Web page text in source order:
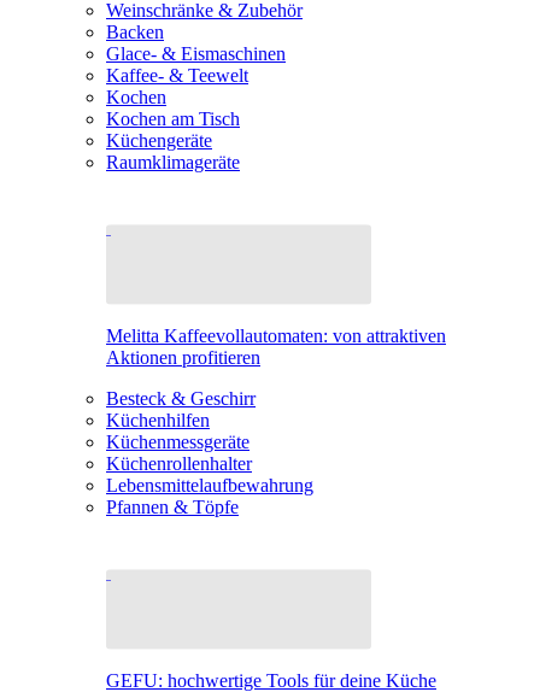
Weinschränke & Zubehör
Backen
Glace- & Eismaschinen
Kaffee- & Teewelt
Kochen
Kochen am Tisch
Küchengeräte
Raumklimageräte
Melitta Kaffeevollautomaten: von attraktiven
Aktionen profitieren
Besteck & Geschirr
Küchenhilfen
Küchenmessgeräte
Küchenrollenhalter
Lebensmittelaufbewahrung
Pfannen & Töpfe
GEFU: hochwertige Tools für deine Küche